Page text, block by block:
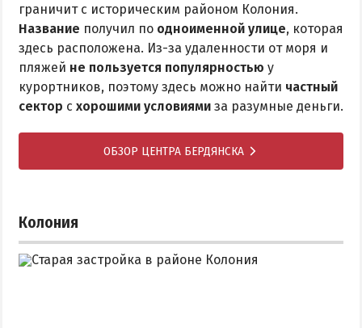
граничит с историческим районом Колония.
Название получил по одноименной улице, которая
здесь расположена. Из-за удаленности от моря и
пляжей не пользуется популярностью у
курортников, поэтому здесь можно найти частный
сектор с хорошими условиями за разумные деньги.
ОБЗОР ЦЕНТРА БЕРДЯНСКА
Колония